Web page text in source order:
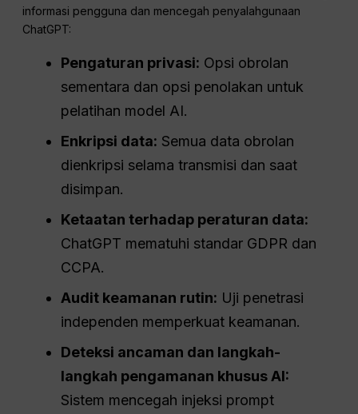
informasi pengguna dan mencegah penyalahgunaan
ChatGPT:
Pengaturan privasi: Opsi obrolan
sementara dan opsi penolakan untuk
pelatihan model AI.
Enkripsi data: Semua data obrolan
dienkripsi selama transmisi dan saat
disimpan.
Ketaatan terhadap peraturan data:
ChatGPT mematuhi standar GDPR dan
CCPA.
Audit keamanan rutin: Uji penetrasi
independen memperkuat keamanan.
Deteksi ancaman dan langkah-
langkah pengamanan khusus AI:
Sistem mencegah injeksi prompt